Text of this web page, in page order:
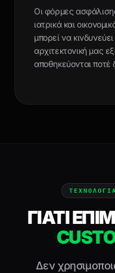
Οι φόρμες
ιατρικά και
μπορεί να
αρχιτεκτονική μας
αποθηκεύονται ποτέ
ΓΙΑΤΙ
Δεν